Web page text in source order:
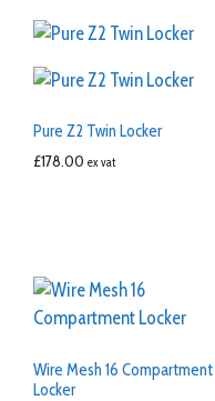
Pure Z2 Twin Locker
£178.00 ex vat
Wire Mesh 16 Compartment
Locker